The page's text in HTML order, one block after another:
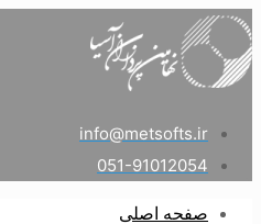
info@metsofts.ir
051-91012054
صفحه اصلی